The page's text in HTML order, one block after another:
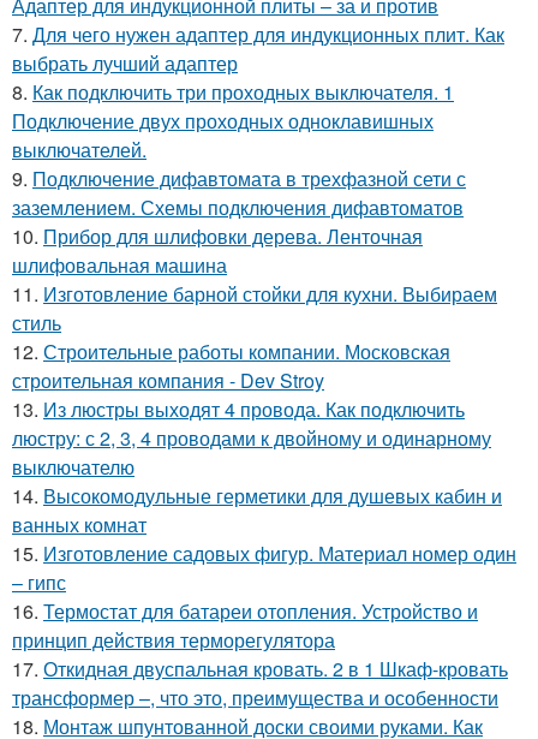
Адаптер для индукционной плиты – за и против
7. Для чего нужен адаптер для индукционных плит. Как
выбрать лучший адаптер
8. Как подключить три проходных выключателя. 1
Подключение двух проходных одноклавишных
выключателей.
9. Подключение дифавтомата в трехфазной сети с
заземлением. Схемы подключения дифавтоматов
10. Прибор для шлифовки дерева. Ленточная
шлифовальная машина
11. Изготовление барной стойки для кухни. Выбираем
стиль
12. Строительные работы компании. Московская
строительная компания - Dev Stroy
13. Из люстры выходят 4 провода. Как подключить
люстру: с 2, 3, 4 проводами к двойному и одинарному
выключателю
14. Высокомодульные герметики для душевых кабин и
ванных комнат
15. Изготовление садовых фигур. Материал номер один
– гипс
16. Термостат для батареи отопления. Устройство и
принцип действия терморегулятора
17. Откидная двуспальная кровать. 2 в 1 Шкаф-кровать
трансформер –, что это, преимущества и особенности
18. Монтаж шпунтованной доски своими руками. Как